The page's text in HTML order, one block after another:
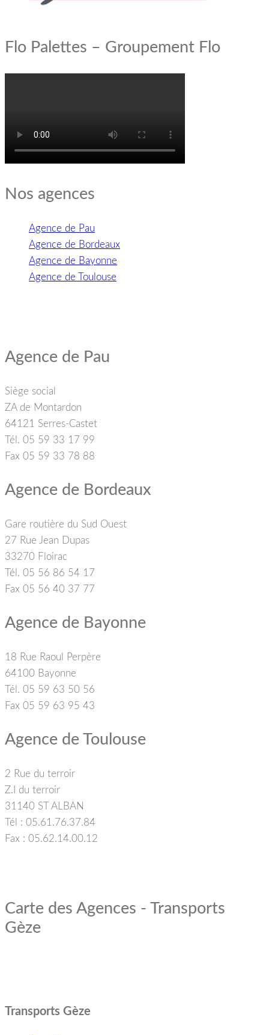
Flo Palettes – Groupement Flo
Nos agences
Agence de Pau
Agence de Bordeaux
Agence de Bayonne
Agence de Toulouse
Agence de Pau
Siège social
ZA de Montardon
64121 Serres-Castet
Tél. 05 59 33 17 99
Fax 05 59 33 78 88
Agence de Bordeaux
Gare routière du Sud Ouest
27 Rue Jean Dupas
33270 Floirac
Tél. 05 56 86 54 17
Fax 05 56 40 37 77
Agence de Bayonne
18 Rue Raoul Perpère
64100 Bayonne
Tél. 05 59 63 50 56
Fax 05 59 63 95 43
Agence de Toulouse
2 Rue du terroir
Z.I du terroir
31140 ST ALBAN
Tél : 05.61.76.37.84
Fax : 05.62.14.00.12
Carte des Agences - Transports
Gèze
Transports Gèze